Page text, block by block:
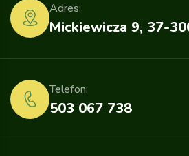
Mickiewicza 9, 37-
Adres:
503 067 738
Telefon: